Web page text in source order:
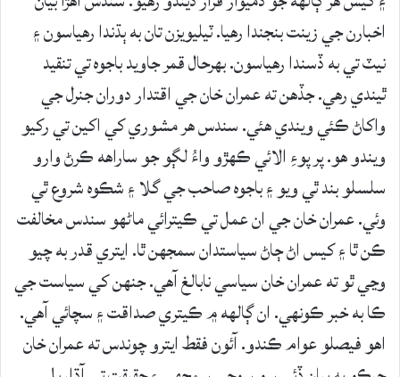
اخبارن جي زينت بنجندا رهيا. ٽيليويزن تان به ٻڌندا رهياسون ۽
نيٽ تي به ڏسندا رهياسون. بهرحال قمر جاويد باجوه تي تنقيد
ٿيندي رهي. جڏهن ته عمران خان جي اقتدار دوران جنرل جي
واکاڻ ڪئي ويندي هئي. سندس هر مشوري کي اکين تي رکيو
ويندو هو. پر پوءِ الائي ڪهڙو واءُ لڳو جو ساراهه ڪرڻ وارو
سلسلو بند ٿي ويو ۽ باجوه صاحب جي گلا ۽ شڪوه شروع ٿي
وئي. عمران خان جي ان عمل تي ڪيترائي ماڻهو سندس مخالفت
ڪن ٿا ۽ کيس اڻ ڄاڻ سياستدان سمجهن ٿا. ايتري قدر به چيو
وڃي ٿو ته عمران خان سياسي نابالغ آهي. جنهن کي سياست جي
ڪا به خبر ڪونهي. ان ڳالهه ۾ ڪيتري صداقت ۽ سچائي آهي.
اهو فيصلو عوام ڪندو. آئون فقط ايترو چوندس ته عمران خان